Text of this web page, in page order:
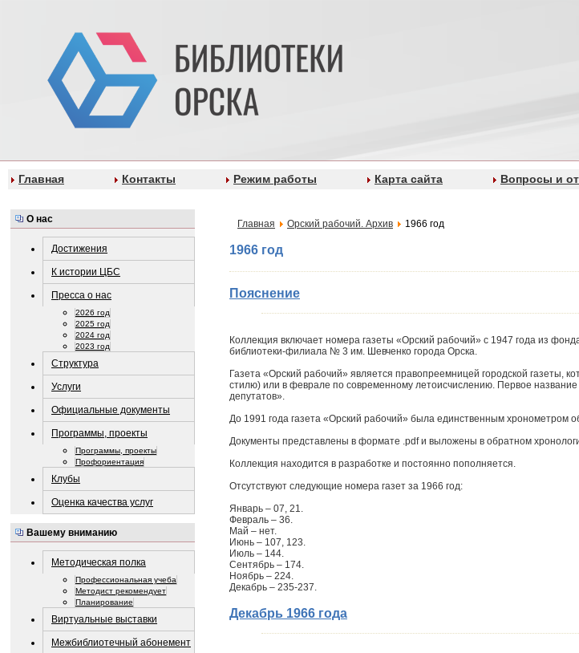
Главная Контакты Режим работы Карта сайта Вопросы и
О нас
Достижения
К истории ЦБС
Пресса о нас
2026 год
2025 год
2024 год
2023 год
Структура
Услуги
Официальные документы
Программы, проекты
Программы, проекты
Профориентация
Клубы
Оценка качества услуг
Вашему вниманию
Методическая полка
Профессиональная учеба
Методист рекомендует
Планирование
Виртуальные выставки
Межбиблиотечный абонемент
Главная Орский рабочий. Архив 1966 год
1966 год
Пояснение
Коллекция включает номера газеты «Орский рабочий» с 1947 года из
библиотеки-филиала № 3 им. Шевченко города Орска.
Газета «Орский рабочий» является правопреемницей городской газеты,
стилю) или в феврале по современному летоисчислению. Первое
депутатов».
До 1991 года газета «Орский рабочий» была единственным хронометром
Документы представлены в формате .pdf и выложены в обратном
Коллекция находится в разработке и постоянно пополняется.
Отсутствуют следующие номера газет за 1966 год:
Январь – 07, 21.
Февраль – 36.
Май – нет.
Июнь – 107, 123.
Июль – 144.
Сентябрь – 174.
Ноябрь – 224.
Декабрь – 235-237.
Декабрь 1966 года